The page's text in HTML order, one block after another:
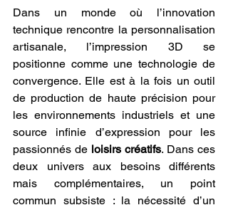
Dans un monde où l’innovation
technique rencontre la personnalisation
artisanale, l’impression 3D se
positionne comme une technologie de
convergence. Elle est à la fois un outil
de production de haute précision pour
les environnements industriels et une
source infinie d’expression pour les
passionnés de loisirs créatifs. Dans ces
deux univers aux besoins différents
mais complémentaires, un point
commun subsiste : la nécessité d’un